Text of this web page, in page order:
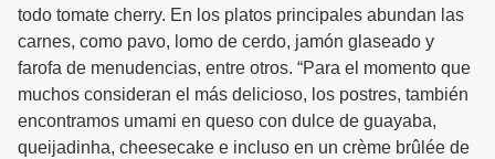
todo tomate cherry. En los platos principales abundan las
carnes, como pavo, lomo de cerdo, jamón glaseado y
farofa de menudencias, entre otros. “Para el momento que
muchos consideran el más delicioso, los postres, también
encontramos umami en queso con dulce de guayaba,
queijadinha, cheesecake e incluso en un crème brûlée de